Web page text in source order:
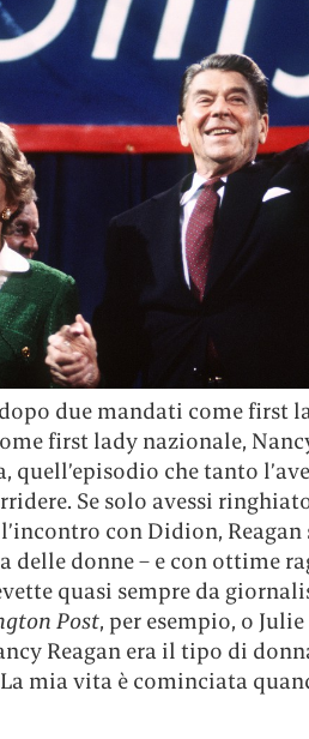
due mandati come first
first lady nazionale,
quell’episodio che tanto
Se solo avessi
con Didion,
delle donne – e con ottime
quasi sempre da
Post, per esempio, o
Reagan era il tipo di
mia vita è cominciata